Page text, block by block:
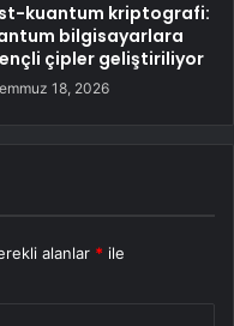
kuantum kriptografi:
bilgisayarlara
çipler geliştiriliyor
18, 2026
alanlar * ile